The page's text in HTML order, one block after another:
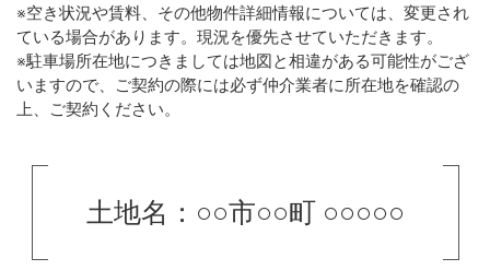
※空き状況や賃料、その他物件詳細情報については、変更され
ている場合があります。現況を優先させていただきます。
※駐車場所在地につきましては地図と相違がある可能性がござ
いますので、ご契約の際には必ず仲介業者に所在地を確認の
上、ご契約ください。
土地名：○○市○○町 ○○○○○